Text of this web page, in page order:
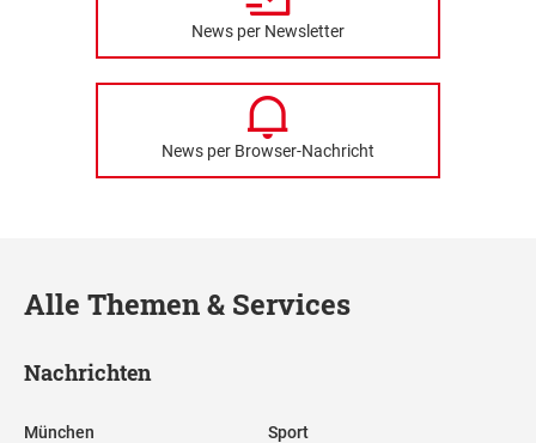
News per Newsletter
News per Browser-Nachricht
Alle Themen & Services
Nachrichten
München Sport